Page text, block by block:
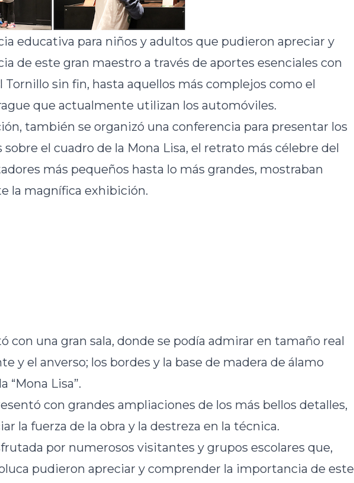
educativa para niños y adultos que pudieron apreciar y
de este gran maestro a través de aportes esenciales con
sin fin, hasta aquellos más complejos como el
que actualmente utilizan los automóviles.
también se organizó una conferencia para presentar los
el cuadro de la Mona Lisa, el retrato más célebre del
más pequeños hasta lo más grandes, mostraban
la magnífica exhibición.
con una gran sala, donde se podía admirar en tamaño real
y el anverso; los bordes y la base de madera de álamo
“Mona Lisa”.
con grandes ampliaciones de los más bellos detalles,
la fuerza de la obra y la destreza en la técnica.
por numerosos visitantes y grupos escolares que,
pudieron apreciar y comprender la importancia de este